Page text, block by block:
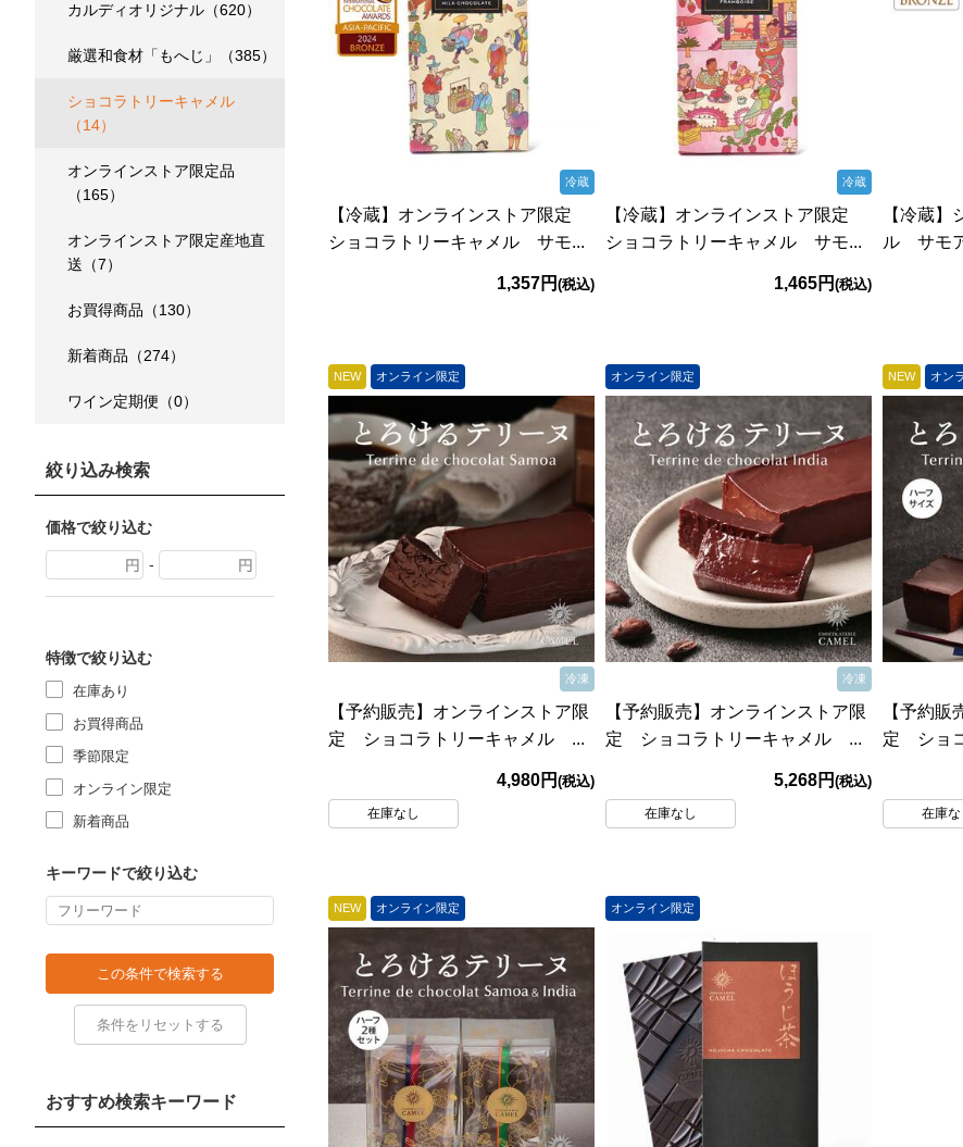
冷蔵
【冷蔵】オンラインストア限定
ショコラトリーキャメル サモ...
1,357円 (税込)
冷蔵
【冷蔵】オンラインストア限定
ショコラトリーキャメル サモ...
1,465円 (税込)
【冷蔵】
ル サモ
NEW オンライン限定
冷凍
【予約販売】オンラインストア限
定 ショコラトリーキャメル ...
4,980円 (税込)
在庫なし
オンライン限定
冷凍
【予約販売】オンラインストア限
定 ショコラトリーキャメル ...
5,268円 (税込)
在庫なし
NEW オン
【予約販
定 ショ
在庫な
NEW オンライン限定 オンライン限定
カルディオリジナル（620）
厳選和食材「もへじ」（385）
ショコラトリーキャメル
（14）
オンラインストア限定品
（165）
オンラインストア限定産地直
送（7）
お買得商品（130）
新着商品（274）
ワイン定期便（0）
絞り込み検索
価格で絞り込む
-
特徴で絞り込む
在庫あり
お買得商品
季節限定
オンライン限定
新着商品
キーワードで絞り込む
おすすめ検索キーワード